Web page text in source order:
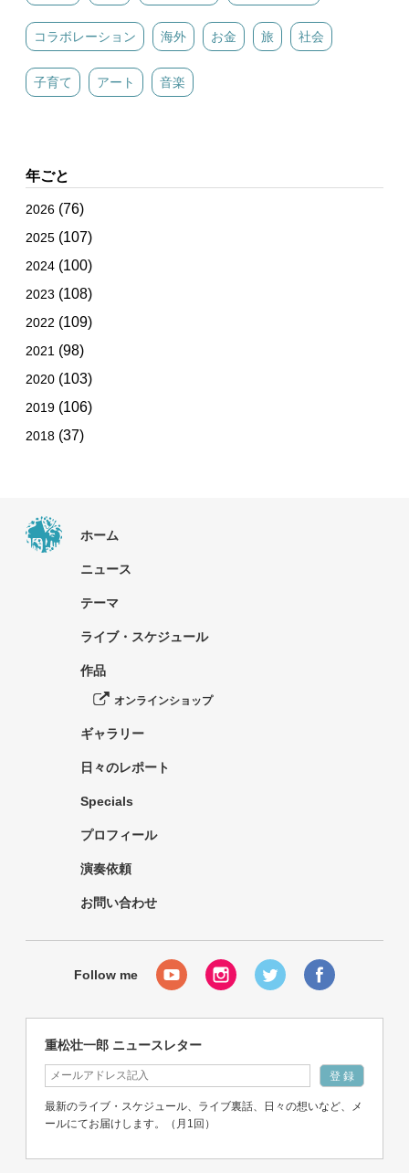
コラボレーション 海外 お金 旅 社会
子育て アート 音楽
年ごと
2026 (76)
2025 (107)
2024 (100)
2023 (108)
2022 (109)
2021 (98)
2020 (103)
2019 (106)
2018 (37)
ホーム
ニュース
テーマ
ライブ・スケジュール
作品
オンラインショップ
ギャラリー
日々のレポート
Specials
プロフィール
演奏依頼
お問い合わせ
重松壮一郎 ニュースレター
最新のライブ・スケジュール、ライブ裏話、日々の想いなど、メ
ールにてお届けします。（月1回）